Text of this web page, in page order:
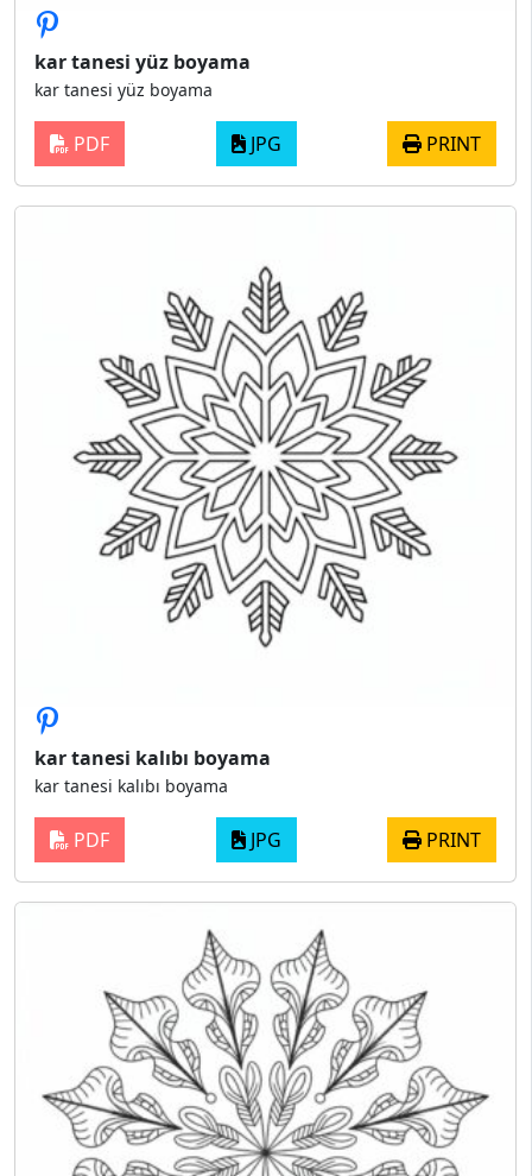
kar tanesi yüz boyama
kar tanesi yüz boyama
PDF JPG PRINT
kar tanesi kalıbı boyama
kar tanesi kalıbı boyama
PDF JPG PRINT